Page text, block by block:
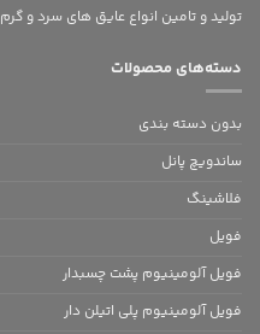
تولید و تامین انواع عایق های سرد و گرم
دسته‌های محصولات
بدون‌ دسته بندی
ساندویچ پانل
فلاشینگ
فویل
فویل آلومینیوم پشت چسبدار
فویل آلومینیوم پلی اتیلن دار